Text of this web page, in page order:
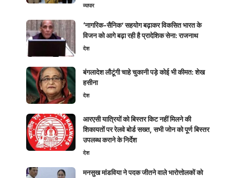
व्यापार
‘नागरिक-सैनिक’ सहयोग बढ़ाकर विकसित भारत के
विजन को आगे बढ़ा रही है प्रादेशिक सेना: राजनाथ
देश
बंगलादेश लौटूंगी चाहे चुकानी पड़े कोई भी कीमत: शेख
हसीना
देश
आरएसी यात्रियों को बिस्तर किट नहीं मिलने की
शिकायतों पर रेलवे बोर्ड सख्त, सभी जोन को पूर्ण बिस्तर
उपलब्ध कराने के निर्देश
देश
मनसुख मांडविया ने पदक जीतने वाले भारोत्तोलकों को